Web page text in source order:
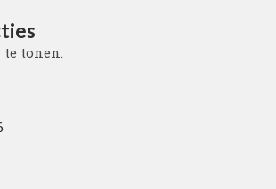
te tonen.